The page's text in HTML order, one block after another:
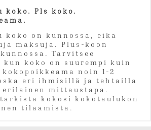
koko. Pls koko.
koko on kunnossa, eikä
maksuja. Plus-koon
Tarvitsee
koko on suurempi kuin
kokopoikkeama noin 1-2
eri ihmisillä ja tehtailla
erilainen mittaustapa.
kokosi kokotaulukon
tilaamista.